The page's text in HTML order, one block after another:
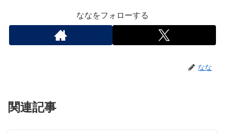
ななをフォローする
なな
関連記事